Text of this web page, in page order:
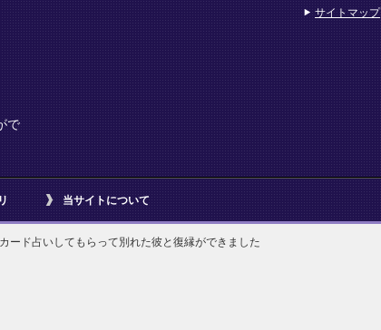
で
当サイトについて
ード占いしてもらって別れた彼と復縁ができました
サイトマップ